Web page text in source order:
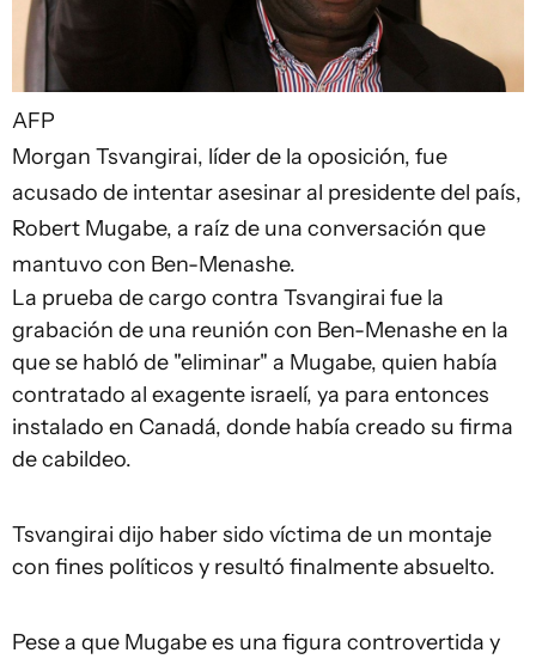
AFP
Morgan Tsvangirai, líder de la oposición, fue
acusado de intentar asesinar al presidente del país,
Robert Mugabe, a raíz de una conversación que
mantuvo con Ben-Menashe.
La prueba de cargo contra Tsvangirai fue la
grabación de una reunión con Ben-Menashe en la
que se habló de "eliminar" a Mugabe, quien había
contratado al exagente israelí, ya para entonces
instalado en Canadá, donde había creado su firma
de cabildeo.
Tsvangirai dijo haber sido víctima de un montaje
con fines políticos y resultó finalmente absuelto.
Pese a que Mugabe es una figura controvertida y